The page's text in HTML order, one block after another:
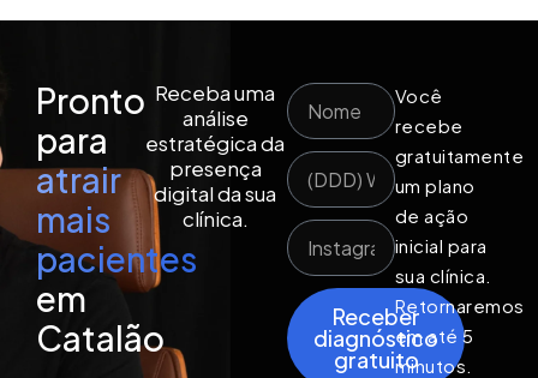
Pronto
para
atrair
mais
pacientes
em
Catalão
Receba uma
análise
estratégica da
presença
digital da sua
clínica.
Receber
diagnóstico
gratuito
Você
recebe
gratuitamente
um plano
de ação
inicial para
sua clínica.
Retornaremos
em até 5
minutos.